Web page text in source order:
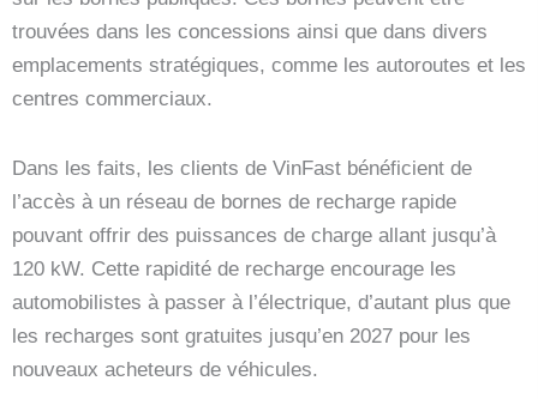
trouvées dans les concessions ainsi que dans divers
emplacements stratégiques, comme les autoroutes et les
centres commerciaux.
Dans les faits, les clients de VinFast bénéficient de
l’accès à un réseau de bornes de recharge rapide
pouvant offrir des puissances de charge allant jusqu’à
120 kW. Cette rapidité de recharge encourage les
automobilistes à passer à l’électrique, d’autant plus que
les recharges sont gratuites jusqu’en 2027 pour les
nouveaux acheteurs de véhicules.